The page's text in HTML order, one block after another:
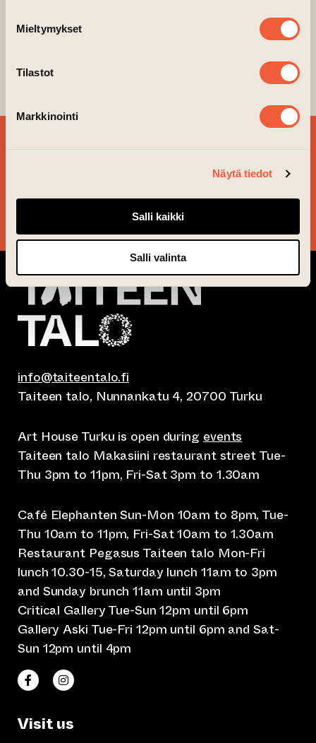
Mieltymykset
Tilastot
Markkinointi
Näytä tiedot
Salli kaikki
Salli valinta
SIGN UP FOR OUR
info@taiteentalo.fi
Taiteen talo, Nunnankatu 4, 20700 Turku
Art House Turku is open during events
Taiteen talo Makasiini restaurant street Tue-
Thu 3pm to 11pm, Fri-Sat 3pm to 1.30am
Café Elephanten Sun-Mon 10am to 8pm, Tue-
Thu 10am to 11pm, Fri-Sat 10am to 1.30am
Restaurant Pegasus Taiteen talo Mon-Fri
lunch 10.30-15, Saturday lunch 11am to 3pm
and Sunday brunch 11am until 3pm
Critical Gallery Tue-Sun 12pm until 6pm
Gallery Aski Tue-Fri 12pm until 6pm and Sat-
Sun 12pm until 4pm
Taiteen talo Facebookissa
(opens an external website)
Taiteen talo Instagramissa
(opens an external website)
Visit us